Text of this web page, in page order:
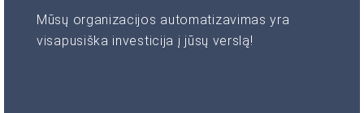
Mūsų organizacijos automatizavimas yra
visapusiška investicija į jūsų verslą!